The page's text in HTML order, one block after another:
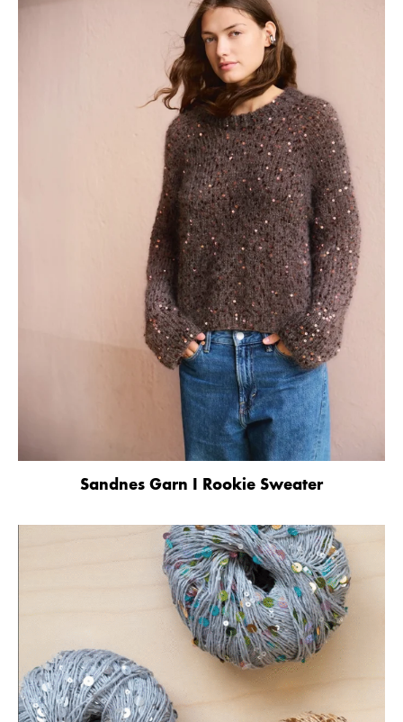
Sandnes Garn I Rookie Sweater